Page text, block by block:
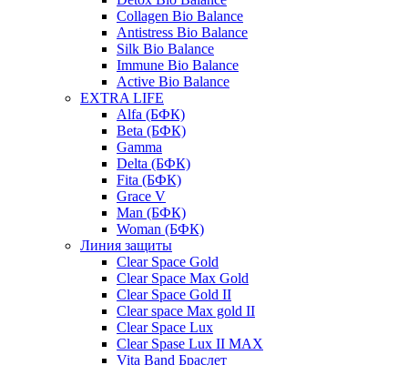
Collagen Bio Balance
Antistress Bio Balance
Silk Bio Balance
Immune Bio Balance
Active Bio Balance
EXTRA LIFE
Alfa (БФК)
Вeta (БФК)
Gamma
Delta (БФК)
Fita (БФК)
Grace V
Man (БФК)
Woman (БФК)
Линия защиты
Clear Space Gold
Clear Space Max Gold
Clear Space Gold II
Clear space Max gold II
Clear Space Lux
Clear Spase Lux II MAX
Vita Band Браслет